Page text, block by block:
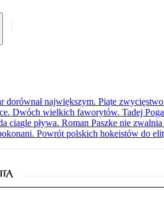
dorównał największym. Piąte
Dwóch wielkich faworytów. Tadej
ciągle pływa. Roman Paszke nie zwalnia
Powrót polskich hokeistów do